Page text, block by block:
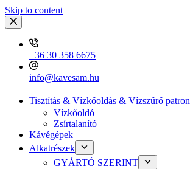
Skip to content
+36 30 358 6675
info@kavesam.hu
Tisztítás & Vízkőoldás & Vízszűrő patron
Vízkőoldó
Zsírtalanító
Kávégépek
Alkatrészek
GYÁRTÓ SZERINT